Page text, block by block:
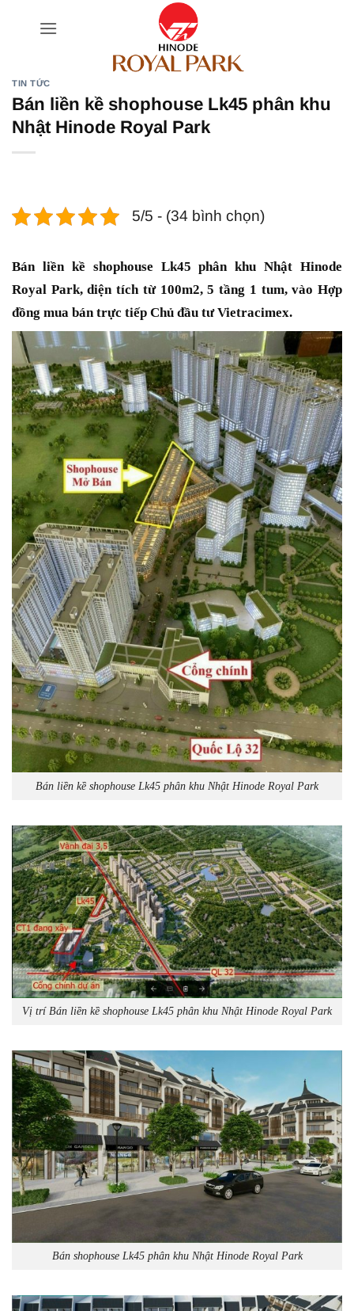
TIN TỨC
Bán liền kề shophouse Lk45 phân khu
Nhật Hinode Royal Park
5/5 - (34 bình chọn)
Bán liền kề shophouse Lk45 phân khu Nhật Hinode
Royal Park, diện tích từ 100m2, 5 tầng 1 tum, vào Hợp
đồng mua bán trực tiếp Chủ đầu tư Vietracimex.
Bán liền kề shophouse Lk45 phân khu Nhật Hinode Royal Park
Vị trí Bán liền kề shophouse Lk45 phân khu Nhật Hinode Royal Park
Bán shophouse Lk45 phân khu Nhật Hinode Royal Park